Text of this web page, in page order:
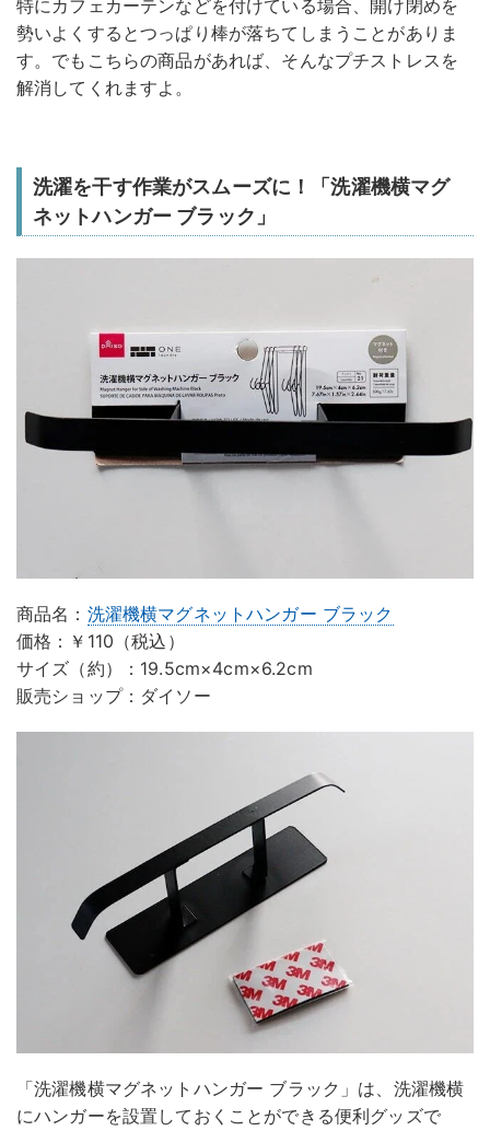
特にカフェカーテンなどを付けている場合、開け閉めを
勢いよくするとつっぱり棒が落ちてしまうことがありま
す。でもこちらの商品があれば、そんなプチストレスを
解消してくれますよ。
洗濯を干す作業がスムーズに！「洗濯機横マグ
ネットハンガー ブラック」
商品名： 洗濯機横マグネットハンガー ブラック
価格：￥110（税込）
サイズ（約）：19.5cm×4cm×6.2cm
販売ショップ：ダイソー
「洗濯機横マグネットハンガー ブラック」は、洗濯機横
にハンガーを設置しておくことができる便利グッズで